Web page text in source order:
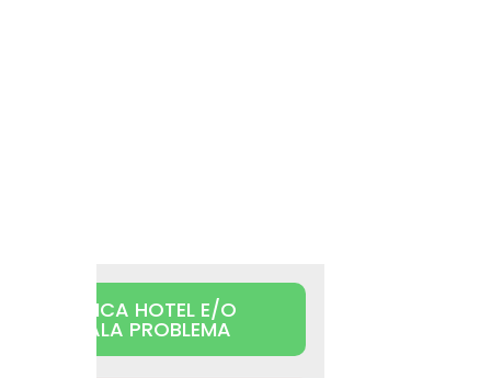
RIVENDICA HOTEL E/O
SEGNALA PROBLEMA